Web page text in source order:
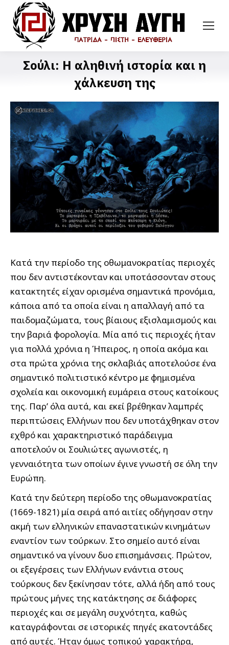
Σούλι: Η αληθινή ιστορία και η
χάλκευση της
Κατά την περίοδο της οθωμανοκρατίας περιοχές
που δεν αντιστέκονταν και υποτάσσονταν στους
κατακτητές είχαν ορισμένα σημαντικά προνόμια,
κάποια από τα οποία είναι η απαλλαγή από τα
παιδομαζώματα, τους βίαιους εξισλαμισμούς και
την βαριά φορολογία. Μία από τις περιοχές ήταν
για πολλά χρόνια η Ήπειρος, η οποία ακόμα και
στα πρώτα χρόνια της σκλαβιάς αποτελούσε ένα
σημαντικό πολιτιστικό κέντρο με φημισμένα
σχολεία και οικονομική ευμάρεια στους κατοίκους
της. Παρ’ όλα αυτά, και εκεί βρέθηκαν λαμπρές
περιπτώσεις Ελλήνων που δεν υποτάχθηκαν στον
εχθρό και χαρακτηριστικό παράδειγμα
αποτελούν οι Σουλιώτες αγωνιστές, η
γενναιότητα των οποίων έγινε γνωστή σε όλη την
Ευρώπη.
Κατά την δεύτερη περίοδο της οθωμανοκρατίας
(1669-1821) μία σειρά από αιτίες οδήγησαν στην
ακμή των ελληνικών επαναστατικών κινημάτων
εναντίον των τούρκων. Στο σημείο αυτό είναι
σημαντικό να γίνουν δυο επισημάνσεις. Πρώτον,
οι εξεγέρσεις των Ελλήνων ενάντια στους
τούρκους δεν ξεκίνησαν τότε, αλλά ήδη από τους
πρώτους μήνες της κατάκτησης σε διάφορες
περιοχές και σε μεγάλη συχνότητα, καθώς
καταγράφονται σε ιστορικές πηγές εκατοντάδες
από αυτές. Ήταν όμως τοπικού χαρακτήρα,